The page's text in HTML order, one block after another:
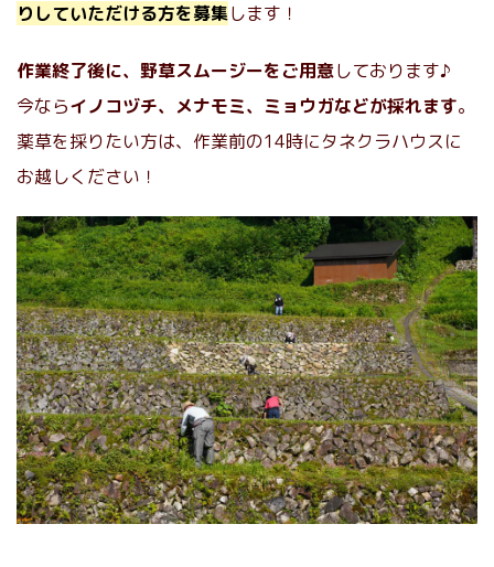
りしていただける方を募集します！
作業終了後に、野草スムージーをご用意しております♪
今ならイノコヅチ、メナモミ、ミョウガなどが採れます。
薬草を採りたい方は、作業前の14時にタネクラハウスに
お越しください！